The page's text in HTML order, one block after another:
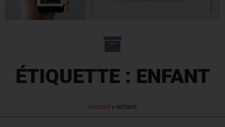
ÉTIQUETTE : ENFANT
Accueil » enfant